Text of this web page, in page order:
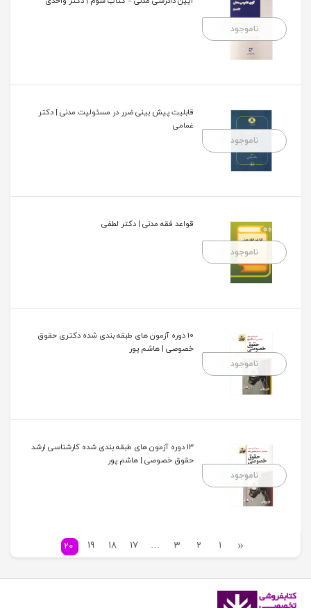
ناموجود
ناموجود
قابلیت پیش بینی ضرر در مسئولیت مدنی | دکتر
غمامی
ناموجود
قواعد فقه مدنى | دکتر لطفی
ناموجود
10 دوره آزمون های طبقه بندی شده دکتری حقوق
خصوصی | هاشم پور
ناموجود
13 دوره آزمون های طبقه بندی شده کارشناسی ارشد
حقوق خصوصی | هاشم پور
1
2
3
…
17
18
19
20